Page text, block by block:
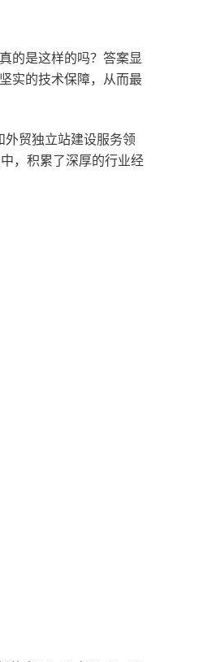
的是这样的吗？答案显
实的技术保障，从而最
贸独立站建设服务领
，积累了深厚的行业经